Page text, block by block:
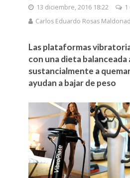
13 diciembre, 2016 18:22
Carlos Eduardo Rosas
Las plataformas
con una dieta balanceada
sustancialmente a
ayudan a bajar de peso